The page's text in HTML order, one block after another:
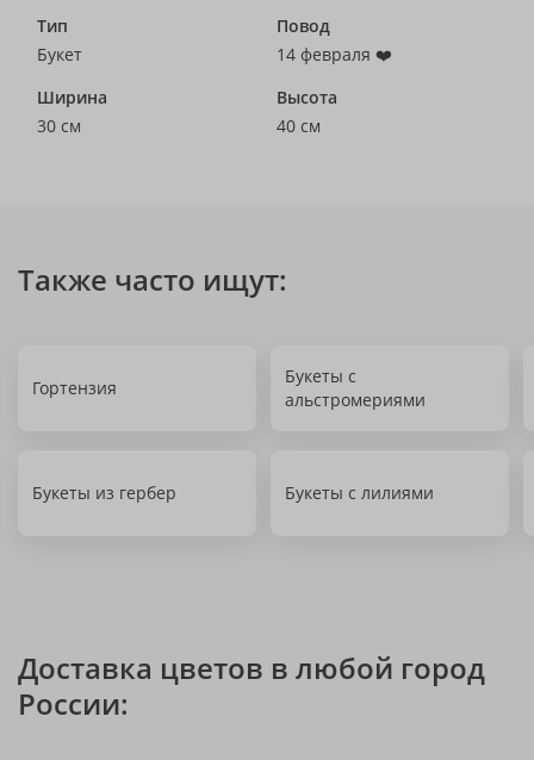
Тип
Букет
Повод
14 февраля ❤️
Ширина
30 см
Высота
40 см
Также часто ищут:
Гортензия
Букеты с
альстромериями
Букеты из гербер Букеты с лилиями
Доставка цветов в любой город
России: